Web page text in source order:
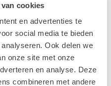
cookies
en advertenties te
social media te bieden
Ook delen we
onze site met onze
en analyse. Deze
combineren met andere
Drenthe.
veel belangstelling
dan ook onder
in het Huis van
op de locatie zelf.